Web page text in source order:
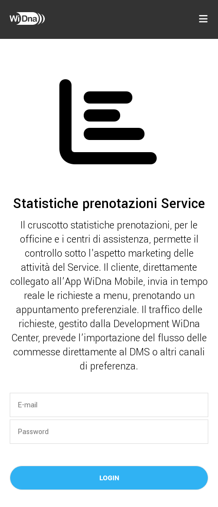
Statistiche prenotazioni Service
Il cruscotto statistiche prenotazioni, per le
officine e i centri di assistenza, permette il
controllo sotto l'aspetto marketing delle
attività del Service. Il cliente, direttamente
collegato all’App WiDna Mobile, invia in tempo
reale le richieste a menu, prenotando un
appuntamento preferenziale. Il traffico delle
richieste, gestito dalla Development WiDna
Center, prevede l’importazione del flusso delle
commesse direttamente al DMS o altri canali
di preferenza.